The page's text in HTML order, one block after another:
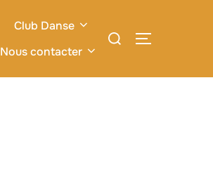
Club Danse
Nous contacter